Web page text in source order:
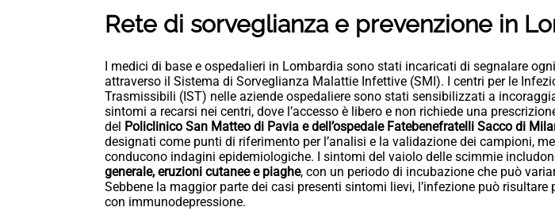
Rete di sorveglianza e prevenzione in
I medici di base e ospedalieri in Lombardia sono stati incaricati di segnalare
attraverso il Sistema di Sorveglianza Malattie Infettive (SMI). I centri per le
Trasmissibili (IST) nelle aziende ospedaliere sono stati sensibilizzati a
sintomi a recarsi nei centri, dove l’accesso è libero e non richiede una
del Policlinico San Matteo di Pavia e dell’ospedale Fatebenefratelli Sacco di
designati come punti di riferimento per l’analisi e la validazione dei campioni,
conducono indagini epidemiologiche. I sintomi del vaiolo delle scimmie
generale, eruzioni cutanee e piaghe, con un periodo di incubazione che può
Sebbene la maggior parte dei casi presenti sintomi lievi, l’infezione può risultare
con immunodepressione.